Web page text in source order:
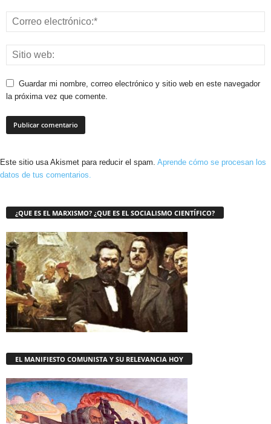
Guardar mi nombre, correo electrónico y sitio web en este navegador
la próxima vez que comente.
Este sitio usa Akismet para reducir el spam. Aprende cómo se procesan los
datos de tus comentarios.
¿QUE ES EL MARXISMO? ¿QUE ES EL SOCIALISMO CIENTÍFICO?
EL MANIFIESTO COMUNISTA Y SU RELEVANCIA HOY